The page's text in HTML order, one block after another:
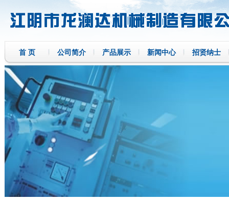
首 页 公司简介 产品展示 新闻中心 招贤纳士